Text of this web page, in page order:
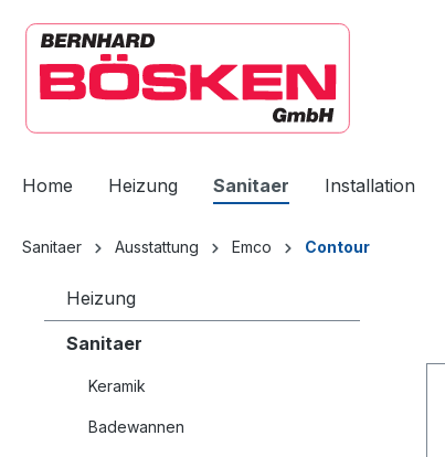
Zur Hauptnavigation springen
Home Heizung Sanitaer Installation
Sanitaer Ausstattung Emco Contour
Heizung
Sanitaer
Keramik
Badewannen